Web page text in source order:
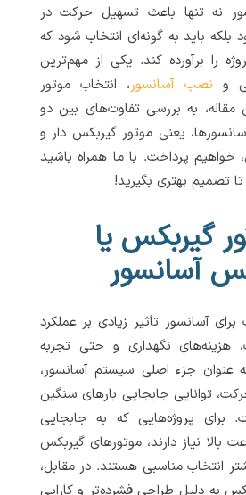
نه تنها باعث تسهیل حرکت در
باید به گونه‌ای انتخاب شود که
را برآورده کند. یکی از مهم‌ترین
و نصب آسانسور، انتخاب موتور
به بررسی تفاوت‌های بین دو
یعنی موتور گیربکس دار و
خواهیم پرداخت. با ما همراه باشید
تصمیم بهتری بگیرید!
گیربکس یا
آسانسور
آسانسور تأثیر زیادی بر عملکرد
نگهداری و حتی تجربه
به عنوان جزء اصلی سیستم آسانسور،
توانایی جابجایی بارهای سنگین
برای پروژه‌هایی که به جابجایی
بالا نیاز دارند، موتورهای گیربکس
انتخاب مناسبی هستند. در مقابل،
به دلیل طراحی فشرده‌تر و کارایی